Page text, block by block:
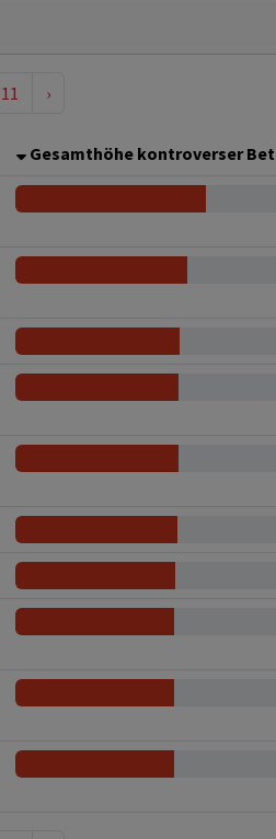
›
Gesamthöhe kontroverser